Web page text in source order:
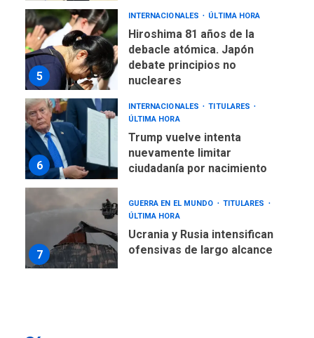
5
INTERNACIONALES ÚLTIMA HORA
Hiroshima 81 años de la
debacle atómica. Japón
debate principios no
nucleares
6
INTERNACIONALES
TITULARES
ÚLTIMA HORA
Trump vuelve intenta
nuevamente limitar
ciudadanía por nacimiento
7
GUERRA EN EL MUNDO
TITULARES
ÚLTIMA HORA
Ucrania y Rusia intensifican
ofensivas de largo alcance